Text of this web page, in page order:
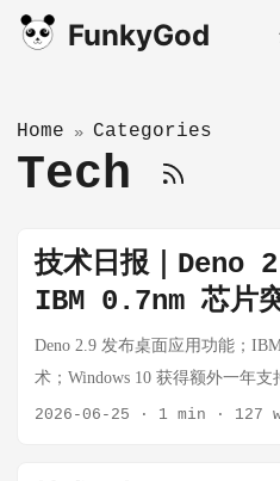
FunkyGod
Home » Categories
Tech
技术日报｜Deno
IBM 0.7nm 芯片
Deno 2.9 发布桌面应用功能；
术；Windows 10 获得额外一年支
20%
2026-06-25 · 1 min · 127